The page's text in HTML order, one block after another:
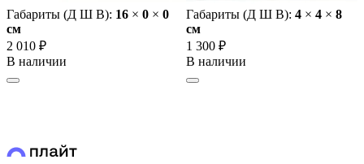
Габариты (Д Ш В): 16 × 0 × 0
cм
2 010 ₽
В наличии
Габариты (Д Ш В): 4 × 4 × 8
cм
1 300 ₽
В наличии